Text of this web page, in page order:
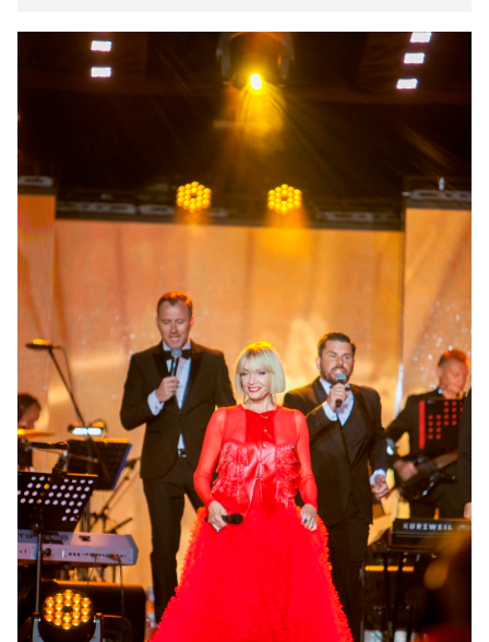
Следите за нашими новостями в соцсетях:
Viva!
в Facebook
и ВКонтакте